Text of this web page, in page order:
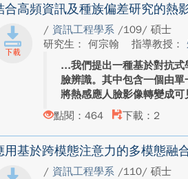
合高頻資訊及種族偏差研究的熱
/ 資訊工程學系 /109/ 碩士
研究生： 何宗翰
指導教授：
我們提出一種基於對抗
臉辨識。其中包含一個由
將熱感應人臉影像轉變成
點閱：464
下載：2
用基於跨模態注意力的多模態融
/ 資訊工程學系 /110/ 碩士